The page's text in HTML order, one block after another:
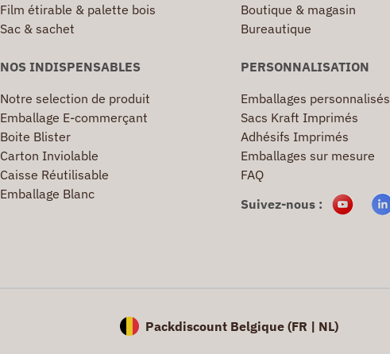
Film étirable & palette bois
Sac & sachet
Boutique & magasin
Bureautique
NOS INDISPENSABLES
Notre selection de produit
Emballage E-commerçant
Boite Blister
Carton Inviolable
Caisse Réutilisable
Emballage Blanc
PERSONNALISATION
Emballages personnalisés
Sacs Kraft Imprimés
Adhésifs Imprimés
Emballages sur mesure
FAQ
Suivez-nous :
Packdiscount Belgique (FR | NL)